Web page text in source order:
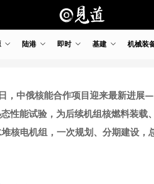
陆港 即时 基建 机械装
，中俄核能合作项目迎来最新进展
性能试验，为后续机组核燃料装载
核电机组，一次规划、分期建设，